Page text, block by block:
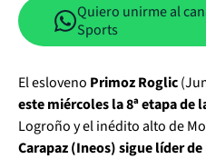
Quiero unirme al
Sports
El esloveno Primoz Roglic
este miércoles la 8ª etapa de
Logroño y el inédito alto de
Carapaz (Ineos) sigue líder